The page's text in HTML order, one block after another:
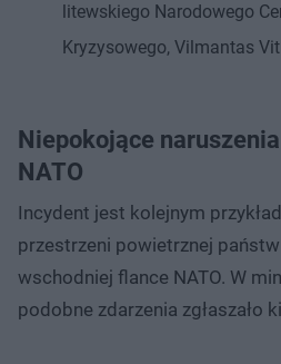
litewskiego Narodowego
Kryzysowego, Vilmantas
Niepokojące
NATO
Incydent jest kolejnym
przestrzeni powietrznej państw
wschodniej flance NATO. W
podobne zdarzenia zgłaszało